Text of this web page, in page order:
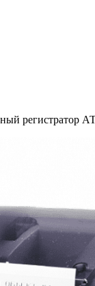
регистратор